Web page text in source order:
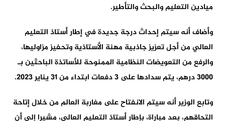
ميادين التعليم والبحث والتأطير.
وأضاف أنه سيتم إحداث درجة جديدة في إطار أستاذ التعليم
العالي من أجل تعزيز جاذبية مهنة الأستاذية وتحفيز مزاوليها،
والرفع من التعويضات النظامية الممنوحة للأساتذة الباحثين بـ
3000 درهم، يتم سدادها على 3 دفعات ابتداء من 31 يناير 2023.
وتابع الوزير أنه سيتم الانفتاح على مغاربة العالم من خلال إتاحة
التحاقهم، بعد مباراة، بإطار أستاذ التعليم العالي، مشيرا إلى أن